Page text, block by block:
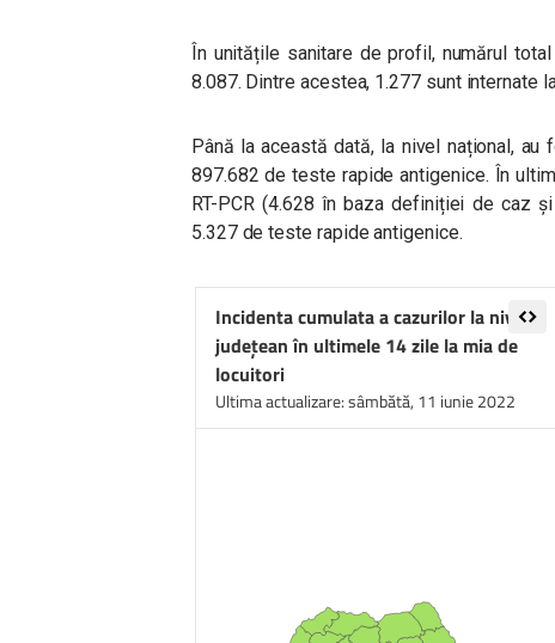
În unitățile sanitare de profil, numărul
8.087. Dintre acestea, 1.277 sunt internate
Până la această dată, la nivel național,
897.682 de teste rapide antigenice. În
RT-PCR (4.628 în baza definiției de caz
5.327 de teste rapide antigenice.